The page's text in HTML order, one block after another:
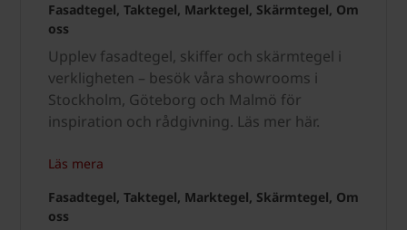
Fasadtegel, Taktegel, Marktegel, Skärmtegel, Om
oss
Upplev fasadtegel, skiffer och skärmtegel i
verkligheten – besök våra showrooms i
Stockholm, Göteborg och Malmö för
inspiration och rådgivning. Läs mer här.
Läs mera
Fasadtegel, Taktegel, Marktegel, Skärmtegel, Om
oss